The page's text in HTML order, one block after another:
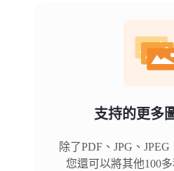
支持的更多
除了PDF、JPG、
您還可以將其他100